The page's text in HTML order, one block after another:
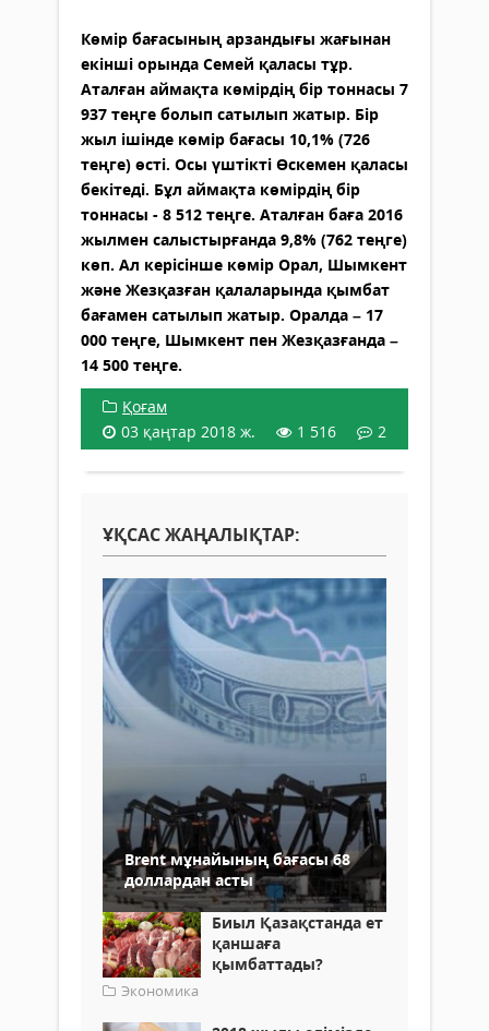
Көмір бағасының арзандығы жағынан
екінші орында Семей қаласы тұр.
Аталған аймақта көмірдің бір тоннасы 7
937 теңге болып сатылып жатыр. Бір
жыл ішінде көмір бағасы 10,1% (726
теңге) өсті. Осы үштікті Өскемен қаласы
бекітеді. Бұл аймақта көмірдің бір
тоннасы - 8 512 теңге. Аталған баға 2016
жылмен салыстырғанда 9,8% (762 теңге)
көп. Ал керісінше көмір Орал, Шымкент
және Жезқазған қалаларында қымбат
бағамен сатылып жатыр. Оралда – 17
000 теңге, Шымкент пен Жезқазғанда –
14 500 теңге.
Қоғам
03 қаңтар 2018 ж.
1 516 2
ҰҚСАС ЖАҢАЛЫҚТАР:
Brent мұнайының бағасы 68
доллардан асты
Биыл Қазақстанда ет
қаншаға
қымбаттады?
Экономика